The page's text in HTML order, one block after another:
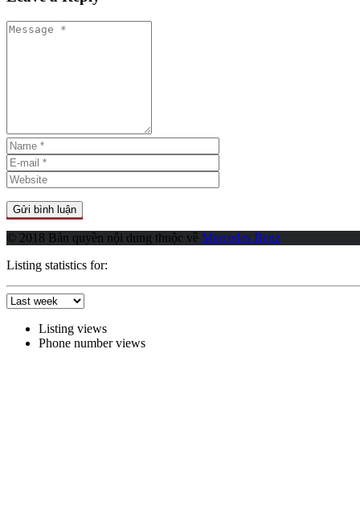
© 2018 Bản quyền nội dung thuộc về Mercedes Benz
Listing statistics for:
Listing views
Phone number views